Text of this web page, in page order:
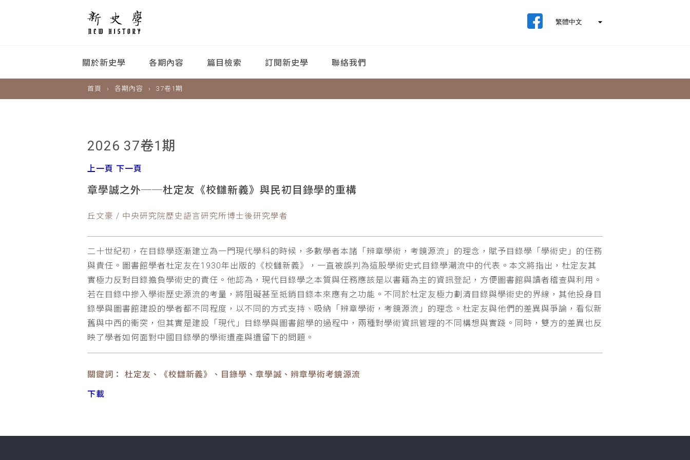
關於新史學 各期內容 篇目檢索 訂閱新史學 聯絡我們
首頁 各期內容 37卷1期
2026 37卷1期
上一頁 下一頁
章學誠之外──杜定友《校讎新義》與民初目錄學的重構
丘文豪 / 中央研究院歷史語言研究所博士後研究學者
二十世紀初，在目錄學逐漸建立為一門現代學科的時候，多數學者本諸「辨章學術，考鏡源流」的理念，賦予目錄學「學術史」的任務
與責任。圖書館學者杜定友在1930年出版的《校讎新義》，一直被誤判為這股學術史式目錄學潮流中的代表。本文將指出，杜定友其
實極力反對目錄擔負學術史的責任。他認為，現代目錄學之本質與任務應該是以書籍為主的資訊登記，方便圖書館與讀者稽查與利用。
若在目錄中摻入學術歷史源流的考量，將阻礙甚至抵銷目錄本來應有之功能。不同於杜定友極力劃清目錄與學術史的界線，其他投身目
錄學與圖書館建設的學者都不同程度，以不同的方式支持、吸納「辨章學術，考鏡源流」的理念。杜定友與他們的差異與爭論，看似新
舊與中西的衝突，但其實是建設「現代」目錄學與圖書館學的過程中，兩種對學術資訊管理的不同構想與實踐。同時，雙方的差異也反
映了學者如何面對中國目錄學的學術遺產與遺留下的問題。
關鍵詞： 杜定友、《校讎新義》、目錄學、章學誠、辨章學術考鏡源流
下載